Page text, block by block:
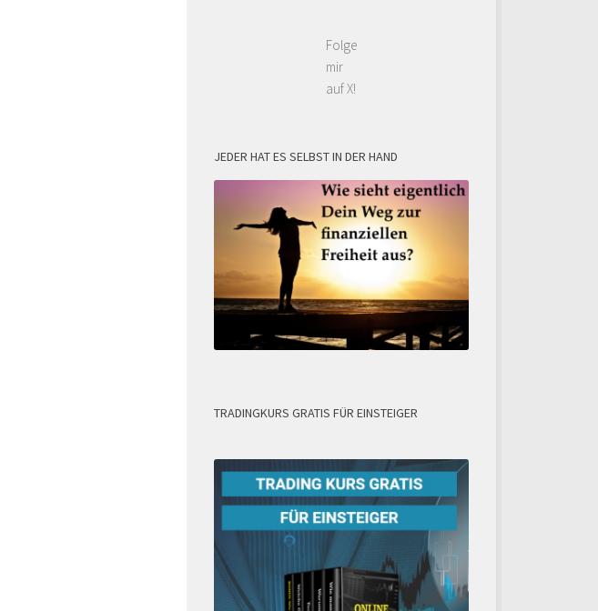
Folge
mir
auf X!
JEDER HAT ES SELBST IN DER HAND
TRADINGKURS GRATIS FÜR EINSTEIGER